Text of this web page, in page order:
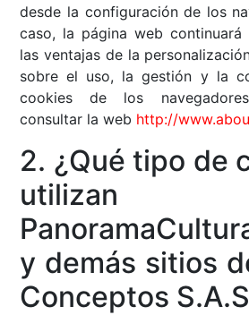
desde la configuración de los
caso, la página web
las ventajas de la
sobre el uso, la gestión y la
cookies de los
consultar la web http://
2. ¿Qué tipo de
y demás sitios
Conceptos